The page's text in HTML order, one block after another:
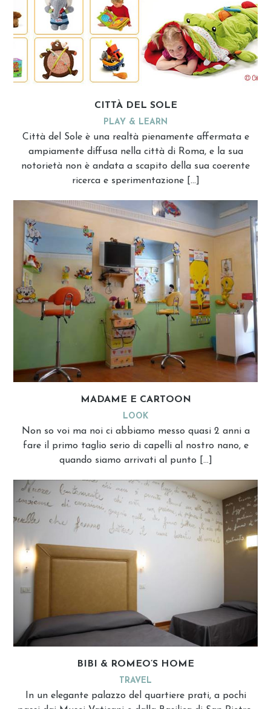
CITTÀ DEL SOLE
PLAY & LEARN
Città del Sole è una realtà pienamente affermata e
ampiamente diffusa nella città di Roma, e la sua
notorietà non è andata a scapito della sua coerente
ricerca e sperimentazione […]
MADAME E CARTOON
LOOK
Non so voi ma noi ci abbiamo messo quasi 2 anni a
fare il primo taglio serio di capelli al nostro nano, e
quando siamo arrivati al punto […]
BIBI & ROMEO’S HOME
TRAVEL
In un elegante palazzo del quartiere prati, a pochi